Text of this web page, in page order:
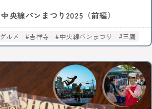
中央線パンまつり2025（前編）
グルメ 吉祥寺 中央線パンまつり 三鷹